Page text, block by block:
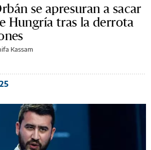
se apresuran a sacar
Hungría tras la derrota
Kassam